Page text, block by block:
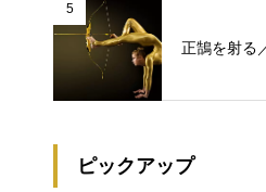
5
正鵠を射る
ピックアップ